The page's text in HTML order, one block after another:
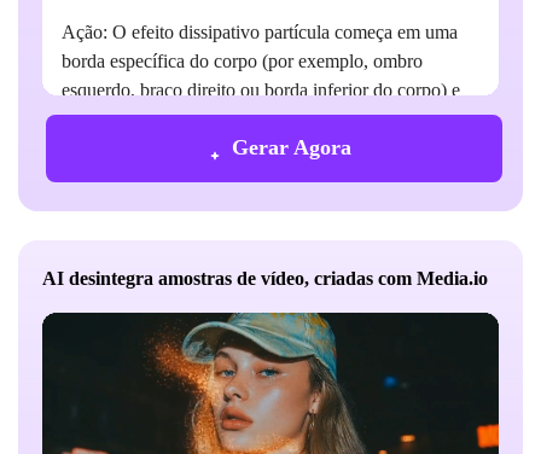
Ação: O efeito dissipativo partícula começa em uma
borda específica do corpo (por exemplo, ombro
esquerdo, braço direito ou borda inferior do corpo) e
gradualmente se espalha por todo o corpo. As
partículas se deslocaram como o vento, os contornos
Cena: O fundo original é preservado intacto e
permanece estável. Partículas de luz suavemente
refletidas aparecem durante a dissipação. Depois que a
pessoa desaparece, a cena permanece parada por cerca
de 0,5 segundos, enfatizando a sensação de vazio.
Gerar Agora
AI desintegra amostras de vídeo, criadas com Media.io